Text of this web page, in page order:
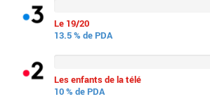
Le 19/20
13.5 % de PDA
Les enfants de la télé
10 % de PDA